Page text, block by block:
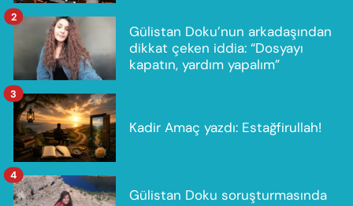
Gülistan Doku’nun arkadaşından
dikkat çeken iddia: “Dosyayı
kapatın, yardım yapalım”
2
Kadir Amaç yazdı: Estağfirullah!
3
Gülistan Doku soruşturmasında
4